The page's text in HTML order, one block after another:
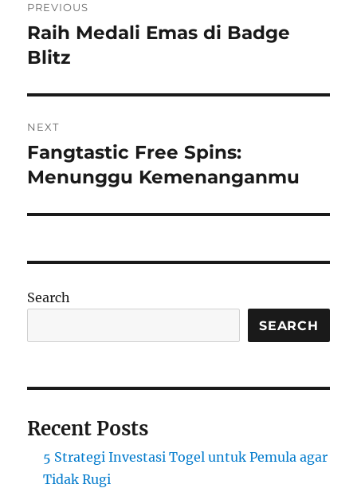
navigation
PREVIOUS
Previous
post:
Raih Medali Emas di Badge
Blitz
NEXT
Next
post:
Fangtastic Free Spins:
Menunggu Kemenanganmu
Search
SEARCH
Recent Posts
5 Strategi Investasi Togel untuk Pemula agar
Tidak Rugi